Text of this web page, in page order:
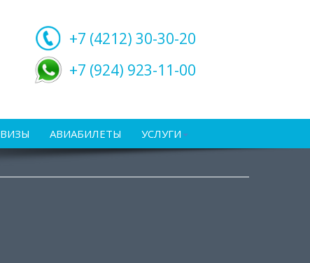
+7 (4212) 30-30-20
+7 (924) 923-11-00
ВИЗЫ АВИАБИЛЕТЫ УСЛУГИ